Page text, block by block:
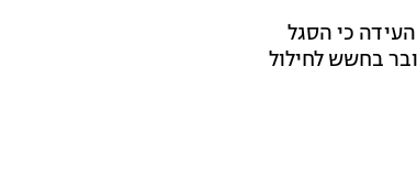
כי הסגל
בחשש לחילול